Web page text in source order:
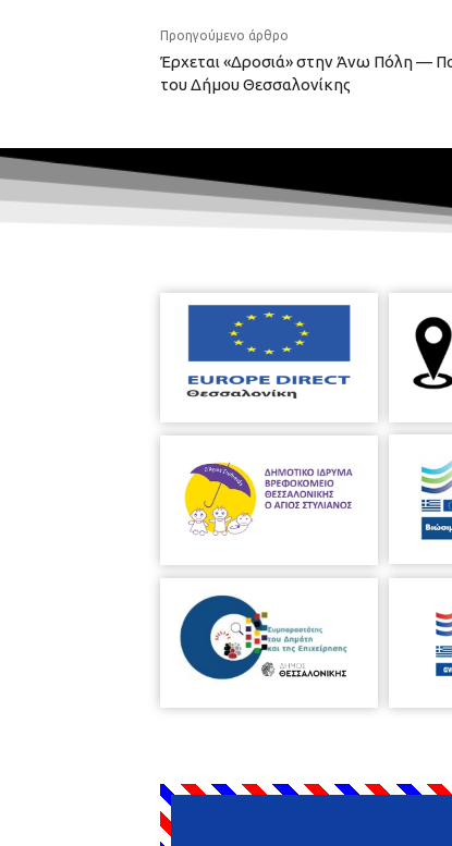
Προηγούμενο άρθρο
Έρχεται «Δροσιά» στην Άνω Πόλη —
του Δήμου Θεσσαλονίκης